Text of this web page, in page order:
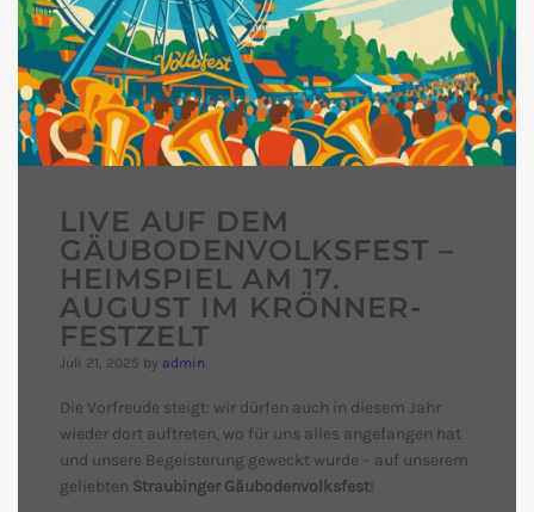
LIVE AUF DEM
GÄUBODENVOLKSFEST –
HEIMSPIEL AM 17.
AUGUST IM KRÖNNER-
FESTZELT
Juli 21, 2025 by admin
Die Vorfreude steigt: wir dürfen auch in diesem Jahr
wieder dort auftreten, wo für uns alles angefangen hat
und unsere Begeisterung geweckt wurde – auf unserem
geliebten Straubinger Gäubodenvolksfest!